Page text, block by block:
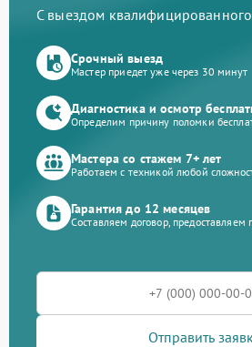
С выездом
Срочный выезд
Мастер приедет уже через 30 минут
Диагностика и осмотр
Определим причину поломки
Мастера со стажем 7+ лет
Работаем с техникой любой
Гарантия до 12 месяцев
Составляем договор, предоставляем
Отправить